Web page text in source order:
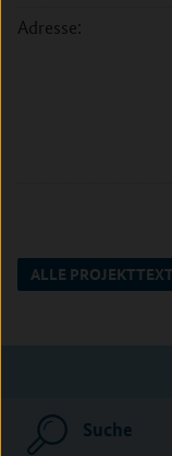
Adresse:
ALLE
Suche